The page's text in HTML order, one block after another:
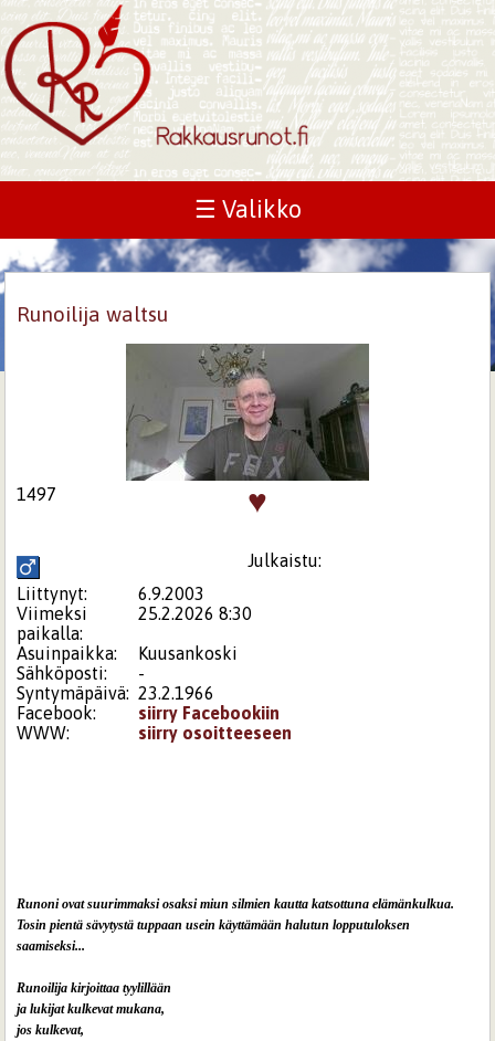
☰ Valikko
Runoilija waltsu
♥
Julkaistu:
1497
Liittynyt:
6.9.2003
Viimeksi
paikalla:
25.2.2026 8:30
Asuinpaikka:
Kuusankoski
Sähköposti:
-
Syntymäpäivä: 23.2.1966
Facebook:
siirry Facebookiin
WWW:
siirry osoitteeseen
Runoni ovat suurimmaksi osaksi miun silmien kautta katsottuna elämänkulkua.
Tosin pientä sävytystä tuppaan usein käyttämään halutun lopputuloksen
saamiseksi...
Runoilija kirjoittaa tyylillään
ja lukijat kulkevat mukana,
jos kulkevat,